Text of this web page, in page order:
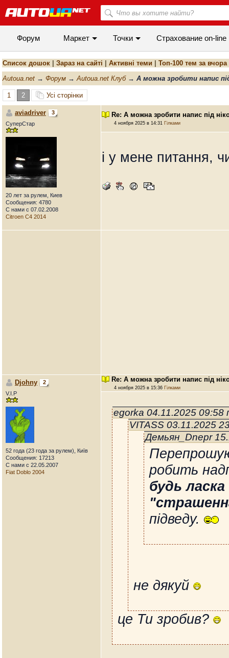
Форум Маркет Точки Cтрахование on-line
Список дошок Зараз на сайті Активні теми Топ-100 тем за вчора
Autoua.net → Форум →Autoua.net Клуб→ А можна зробити напис
1 2 Усі сторінки
aviadriver
3
СуперСтар
20 лет за рулем, Киев
Сообщения: 4780
С нами с 07.02.2008
Citroen C4 2014
Re: А можна зробити напис під
4 ноября 2025 в 14:31 Гілками
і у мене питання,
Djohny
2
V.I.P
52 года (23 года за рулем), Київ
Сообщения: 17213
С нами с 22.05.2007
Fiat Doblo 2004
Re: А можна зробити напис під
4 ноября 2025 в 15:36 Гілками
egorka 04.11.2025
VITASS 03.11.2025
Демьян_Dnepr
робить
будь
підведу.
не дякуй
це Ти зробив?